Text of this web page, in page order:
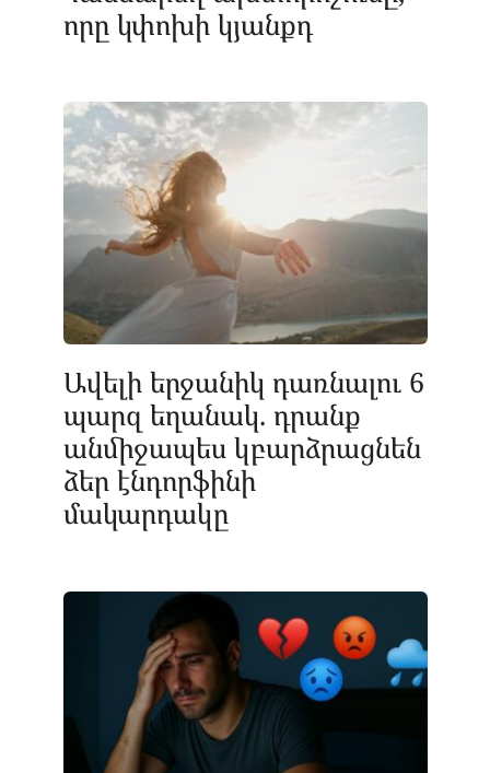
որը կփոխի կյանքդ
Ավելի երջանիկ դառնալու 6
պարզ եղանակ. դրանք
անմիջապես կբարձրացնեն
ձեր էնդորֆինի
մակարդակը